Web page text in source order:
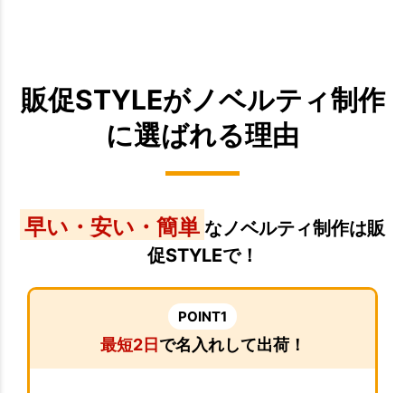
販促STYLEがノベルティ制作
に選ばれる理由
早い・安い・簡単 なノベルティ制作は販
促STYLEで！
POINT1
最短2日で名入れして出荷！